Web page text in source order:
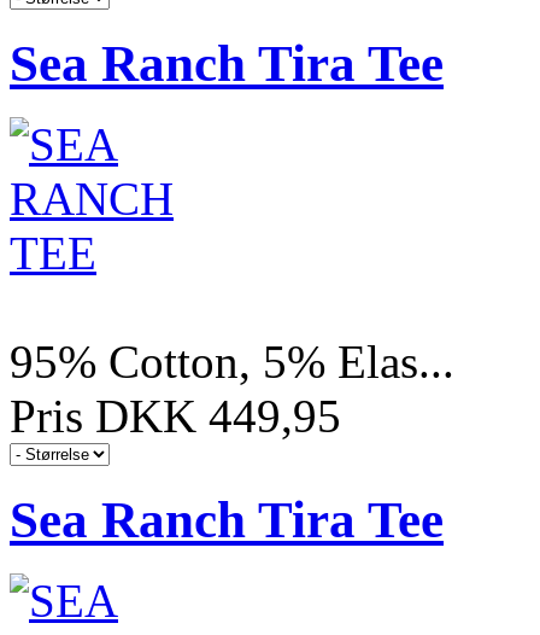
Sea Ranch Tira Tee
95% Cotton, 5% Elas...
Pris DKK 449,95
Sea Ranch Tira Tee